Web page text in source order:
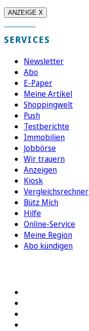
ANZEIGE X
SERVICES
Newsletter
Abo
E-Paper
Meine Artikel
Shoppingwelt
Push
Testberichte
Immobilien
Jobbörse
Wir trauern
Anzeigen
Kiosk
Vergleichsrechner
Bütz Mich
Hilfe
Online-Service
Meine Region
Abo kündigen